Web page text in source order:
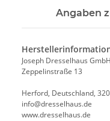
Angaben
Joseph Dresselhaus
Zeppelinstraße 13
Herford, Deutschland,
info@dresselhaus.de
www.dresselhaus.de